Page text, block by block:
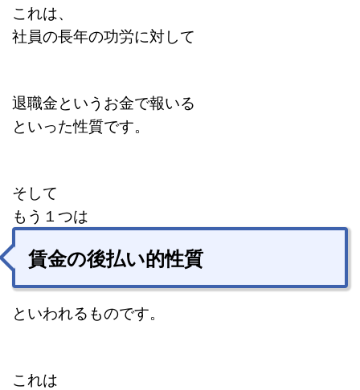
これは、
社員の長年の功労に対して
退職金というお金で報いる
といった性質です。
そして
もう１つは
賃金の後払い的性質
といわれるものです。
これは